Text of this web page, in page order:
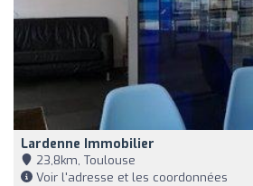
Lardenne Immobilier
23,8km, Toulouse
Voir l'adresse et les coordonnées